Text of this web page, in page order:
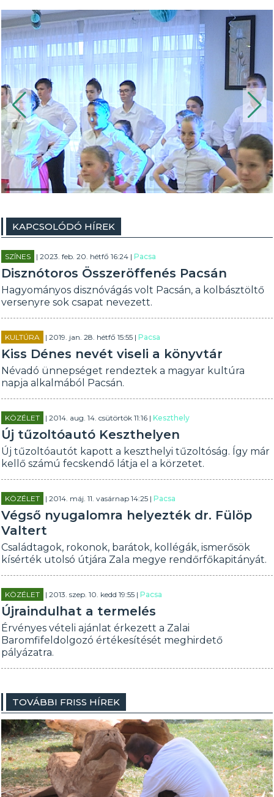
KAPCSOLÓDÓ HÍREK
SZÍNES | 2023. feb. 20. hétfő 16:24 |Pacsa
Disznótoros Összeröffenés Pacsán
Hagyományos disznóvágás volt Pacsán, a kolbásztöltő
versenyre sok csapat nevezett.
KULTÚRA | 2019. jan. 28. hétfő 15:55 |Pacsa
Kiss Dénes nevét viseli a könyvtár
Névadó ünnepséget rendeztek a magyar kultúra
napja alkalmából Pacsán.
KÖZÉLET | 2014. aug. 14. csütörtök 11:16 |Keszthely
Új tűzoltóautó Keszthelyen
Új tűzoltóautót kapott a keszthelyi tűzoltóság. Így már
kellő számú fecskendő látja el a körzetet.
KÖZÉLET | 2014. máj. 11. vasárnap 14:25 |Pacsa
Végső nyugalomra helyezték dr. Fülöp
Valtert
Családtagok, rokonok, barátok, kollégák, ismerősök
kísérték utolsó útjára Zala megye rendőrfőkapitányát.
KÖZÉLET | 2013. szep. 10. kedd 19:55 |Pacsa
Újraindulhat a termelés
Érvényes vételi ajánlat érkezett a Zalai
Baromfifeldolgozó értékesítését meghirdető
pályázatra.
TOVÁBBI FRISS HÍREK